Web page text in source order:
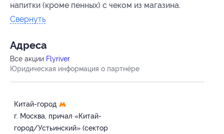
напитки (кроме пенных) с чеком из магазина.
Свернуть
Адресa
Все акции Flyriver
Юридическая информация о партнёре
Китай-город
г. Москва, причал «Китай-
город/Устьинский» (сектор